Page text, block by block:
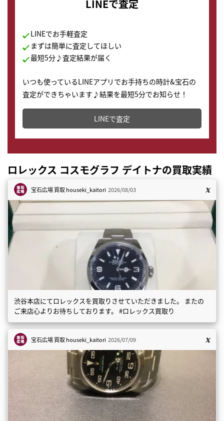
LINEで査定
LINEでお手軽査定
まずは簡単に査定してほしい
最短5分♪査定結果が届く
いつも使っているLINEアプリでお手持ちの時計&宝石の
査定ができちゃいます♪結果を最短5分でお知らせ！
どこからでもすぐに査定金額を知ることが出来ます。
LINEで査定
ロレックス コスモグラフ デイトナの買取実績
宝石広場 買取houseki_kaitori 2026/08/03
渋谷本店にてロレックスを買取りさせていただきました。 またの
ご来店心よりお待ちしております。 #ロレックス買取り
宝石広場 買取houseki_kaitori 2026/07/09